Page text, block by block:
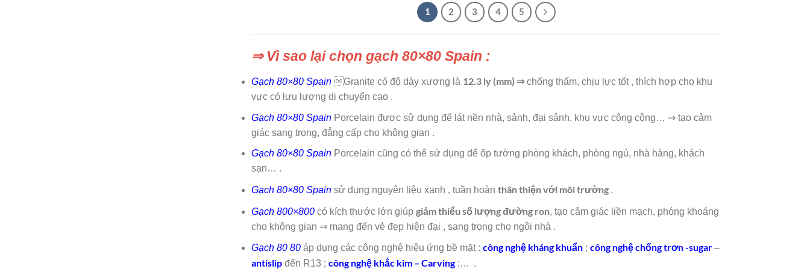
1 2 3 4 5
⇒ Vì sao lại chọn gạch 80×80 Spain :
Gạch 80×80 Spain Granite có độ dày xương là 12.3 ly (mm) ⇒chống thấm, chịu lực tốt , thích hợp cho khu
vực có lưu lượng di chuyển cao .
Gạch 80×80 Spain Porcelain được sử dụng để lát nền nhà, sảnh, đại sảnh, khu vực công cộng… ⇒ tạo cảm
giác sang trọng, đẳng cấp cho không gian .
Gạch 80×80 Spain Porcelain cũng có thể sử dụng để ốp tường phòng khách, phòng ngủ, nhà hàng, khách
sạn… .
Gạch 80×80 Spain sử dụng nguyên liệu xanh , tuần hoàn thân thiện với môi trường .
Gạch 800×800 có kích thước lớn giúp giảm thiểu số lượng đường ron, tạo cảm giác liền mạch, phóng khoáng
cho không gian ⇒ mang đến vẻ đẹp hiện đại , sang trọng cho ngôi nhà .
Gạch 80 80 áp dụng các công nghệ hiệu ứng bề mặt : công nghệ kháng khuẩn ; công nghệ chống trơn -sugar–
antislip đến R13 ; công nghệ khắc kim – Carving;… .